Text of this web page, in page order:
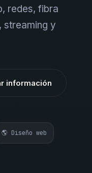
redes, fibra
y
información
🌎 Diseño web